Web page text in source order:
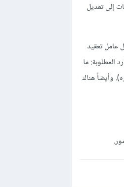
إلى تعديل
عامل تعقيد
المطلوبة: ما
وأيضاً هناك